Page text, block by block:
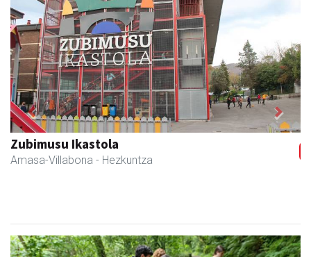
Zubimusu Ikastola
Amasa-Villabona - Hezkuntza
Previous Next